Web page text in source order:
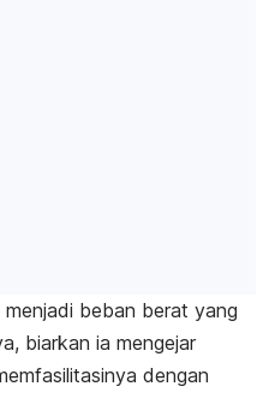
beban berat yang
biarkan ia mengejar
dengan